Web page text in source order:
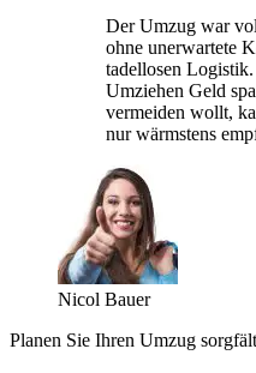
Der Umzug war
ohne unerwartete
tadellosen
Umziehen Geld
vermeiden wollt,
nur wärmstens
Nicol Bauer
Planen Sie Ihren Umzug